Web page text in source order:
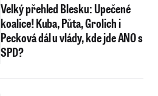
Velký přehled Blesku: Upečené
koalice! Kuba, Půta, Grolich i
Pecková dál u vlády, kde jde ANO s
SPD?